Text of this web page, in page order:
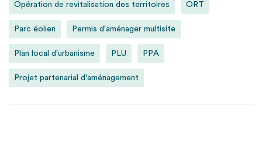
Opération de revitalisation des territoires ORT
Parc éolien Permis d'aménager multisite
Plan local d'urbanisme PLU PPA
Projet partenarial d'aménagement